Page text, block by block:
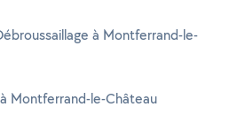
à Montferrand-le-
Montferrand-le-Château